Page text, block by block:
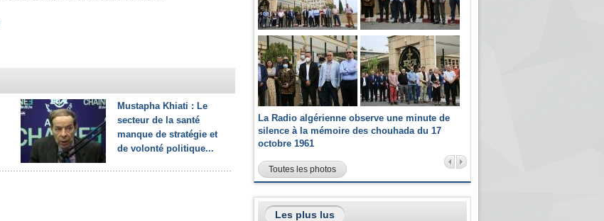
Mustapha Khiati : Le
secteur de la santé
manque de stratégie et
de volonté politique...
La Radio algérienne observe une minute de
silence à la mémoire des chouhada du 17
octobre 1961
Toutes les photos
Les plus lus